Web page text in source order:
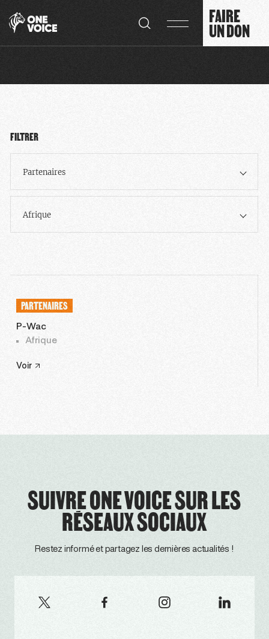
FAIRE
UN DON
FILTRER
Partenaires
Afrique
PARTENAIRES
P-Wac
Afrique
Voir
SUIVRE ONE VOICE SUR LES
RÉSEAUX SOCIAUX
Restez informé et partagez les dernières actualités !